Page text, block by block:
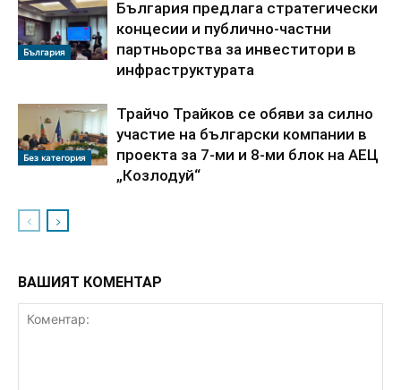
България
България предлага стратегически
концесии и публично-частни
партньорства за инвеститори в
инфраструктурата
Без категория
Трайчо Трайков се обяви за силно
участие на български компании в
проекта за 7-ми и 8-ми блок на АЕЦ
„Козлодуй“
ВАШИЯТ КОМЕНТАР